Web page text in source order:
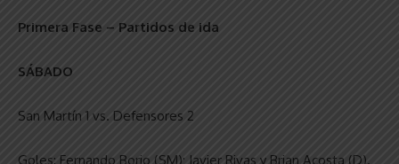
Primera Fase – Partidos de ida
SÁBADO
San Martín 1 vs. Defensores 2
Goles: Fernando Borio (SM); Javier Rivas y Brian Acosta (D).